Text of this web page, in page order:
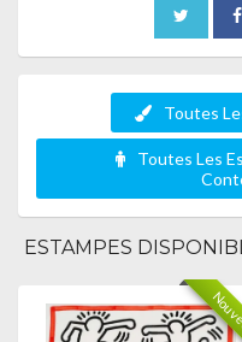
Toutes
Toutes Les
ESTAMPES